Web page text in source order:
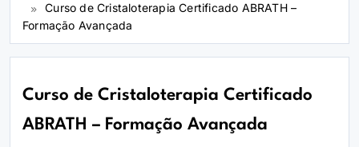
Curso de Cristaloterapia Certificado ABRATH –
Formação Avançada
Curso de Cristaloterapia Certificado
ABRATH – Formação Avançada